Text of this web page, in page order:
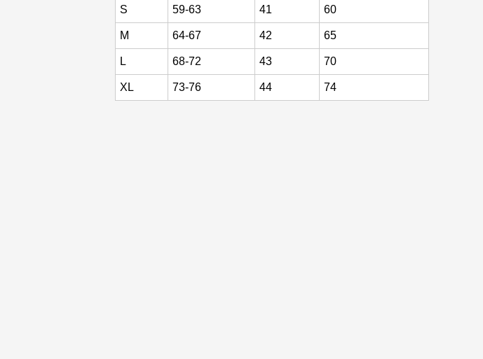
S 59-63 41 60
M 64-67 42 65
L 68-72 43 70
XL 73-76 44 74